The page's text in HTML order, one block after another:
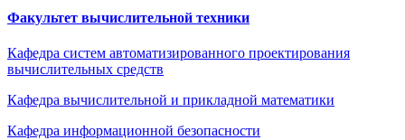
Факультет вычислительной техники
Кафедра систем автоматизированного проектирования
вычислительных средств
Кафедра вычислительной и прикладной математики
Кафедра информационной безопасности